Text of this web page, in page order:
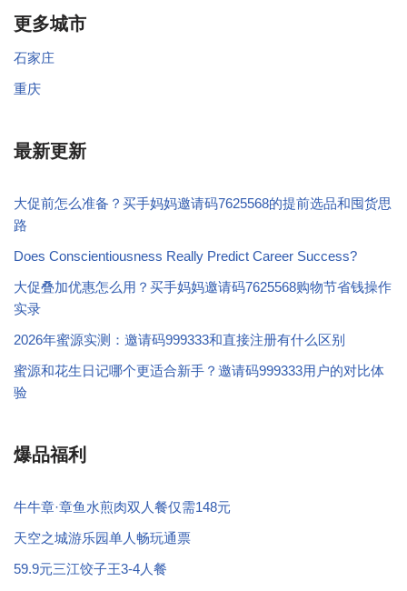
更多城市
石家庄
重庆
最新更新
大促前怎么准备？买手妈妈邀请码7625568的提前选品和囤货思
路
Does Conscientiousness Really Predict Career Success?
大促叠加优惠怎么用？买手妈妈邀请码7625568购物节省钱操作
实录
2026年蜜源实测：邀请码999333和直接注册有什么区别
蜜源和花生日记哪个更适合新手？邀请码999333用户的对比体
验
爆品福利
牛牛章·章鱼水煎肉双人餐仅需148元
天空之城游乐园单人畅玩通票
59.9元三江饺子王3-4人餐